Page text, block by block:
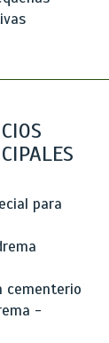
para
cementerio
-